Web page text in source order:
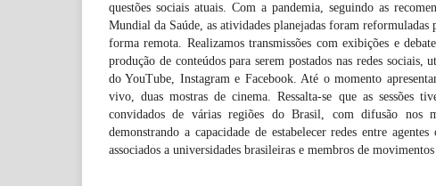
questões sociais atuais. Com a pandemia, seguindo as
Mundial da Saúde, as atividades planejadas foram reformuladas
forma remota. Realizamos transmissões com exibições e
produção de conteúdos para serem postados nas redes sociais,
do YouTube, Instagram e Facebook. Até o momento
vivo, duas mostras de cinema. Ressalta-se que as sessões
convidados de várias regiões do Brasil, com difusão nos
demonstrando a capacidade de estabelecer redes entre agentes
associados a universidades brasileiras e membros de